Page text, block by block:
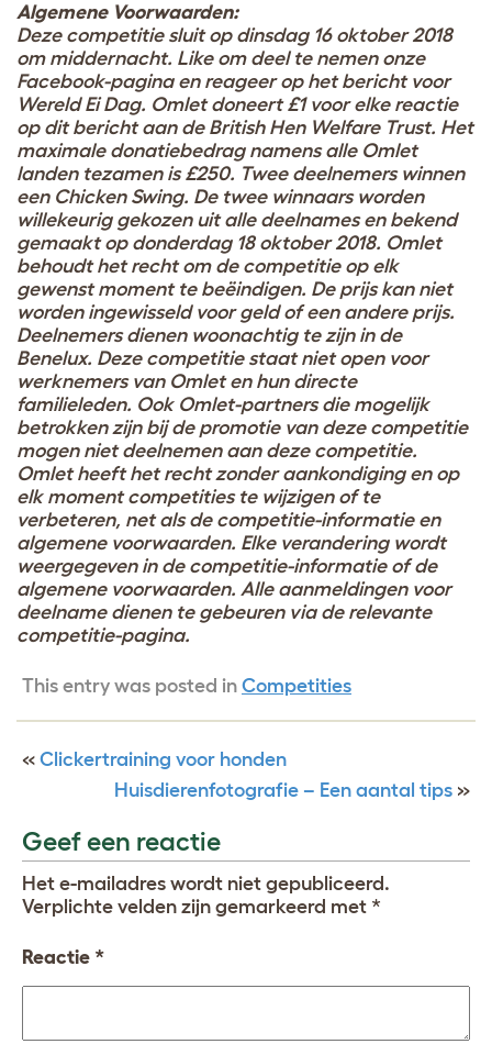
Algemene Voorwaarden:
Deze competitie sluit op dinsdag 16 oktober 2018
om middernacht. Like om deel te nemen onze
Facebook-pagina en reageer op het bericht voor
Wereld Ei Dag. Omlet doneert £1 voor elke reactie
op dit bericht aan de British Hen Welfare Trust. Het
maximale donatiebedrag namens alle Omlet
landen tezamen is £250. Twee deelnemers winnen
een Chicken Swing. De twee winnaars worden
willekeurig gekozen uit alle deelnames en bekend
gemaakt op donderdag 18 oktober 2018. Omlet
behoudt het recht om de competitie op elk
gewenst moment te beëindigen. De prijs kan niet
worden ingewisseld voor geld of een andere prijs.
Deelnemers dienen woonachtig te zijn in de
Benelux. Deze competitie staat niet open voor
werknemers van Omlet en hun directe
familieleden. Ook Omlet-partners die mogelijk
betrokken zijn bij de promotie van deze competitie
mogen niet deelnemen aan deze competitie.
Omlet heeft het recht zonder aankondiging en op
elk moment competities te wijzigen of te
verbeteren, net als de competitie-informatie en
algemene voorwaarden. Elke verandering wordt
weergegeven in de competitie-informatie of de
algemene voorwaarden. Alle aanmeldingen voor
deelname dienen te gebeuren via de relevante
competitie-pagina.
This entry was posted in Competities
« Clickertraining voor honden
Huisdierenfotografie – Een aantal tips »
Geef een reactie
Het e-mailadres wordt niet gepubliceerd.
Verplichte velden zijn gemarkeerd met *
Reactie *